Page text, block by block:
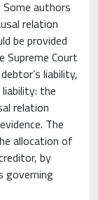
authors
relation
be provided
Supreme Court
liability,
the
relation
The
allocation of
by
governing